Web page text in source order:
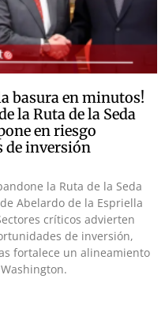
basura en minutos!
la Ruta de la Seda
en riesgo
inversión
la Ruta de la Seda
Abelardo de la Espriella
críticos advierten
de inversión,
fortalece un alineamiento